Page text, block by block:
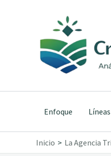
contenido
Enfoque
Inicio La Agencia